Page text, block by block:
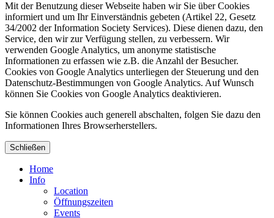
Mit der Benutzung dieser Webseite haben wir Sie über Cookies
informiert und um Ihr Einverständnis gebeten (Artikel 22, Gesetz
34/2002 der Information Society Services). Diese dienen dazu, den
Service, den wir zur Verfügung stellen, zu verbessern. Wir
verwenden Google Analytics, um anonyme statistische
Informationen zu erfassen wie z.B. die Anzahl der Besucher.
Cookies von Google Analytics unterliegen der Steuerung und den
Datenschutz-Bestimmungen von Google Analytics. Auf Wunsch
können Sie Cookies von Google Analytics deaktivieren.
Sie können Cookies auch generell abschalten, folgen Sie dazu den
Informationen Ihres Browserherstellers.
Schließen
Home
Info
Location
Öffnungszeiten
Events